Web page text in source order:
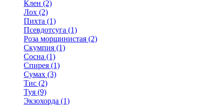
Клен (2)
Лох (2)
Пихта (1)
Псевдотсуга (1)
Роза морщинистая (2)
Скумпия (1)
Сосна (1)
Спирея (1)
Сумах (3)
Тис (2)
Туя (9)
Экзохорда (1)